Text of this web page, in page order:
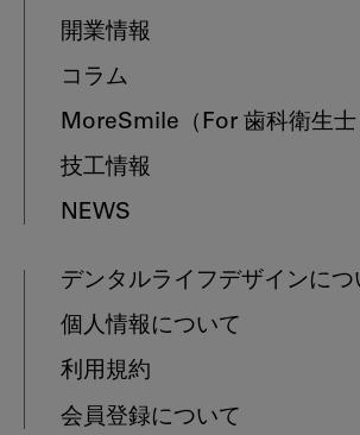
開業情報
コラム
MoreSmile （For 歯科衛生士
技工情報
NEWS
デンタルライフデザインにつ
個人情報について
利用規約
会員登録について